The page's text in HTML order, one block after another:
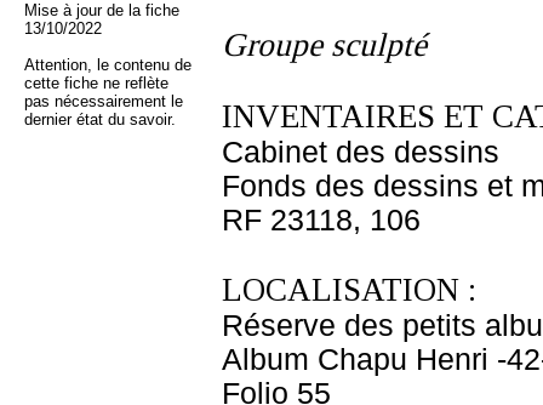
Mise à jour de la fiche
13/10/2022
Attention, le contenu de
cette fiche ne reflète
pas nécessairement le
dernier état du savoir.
Groupe sculpté
INVENTAIRES ET
Cabinet des dessins
Fonds des dessins et
RF 23118, 106
LOCALISATION :
Réserve des petits
Album Chapu Henri -
Folio 55